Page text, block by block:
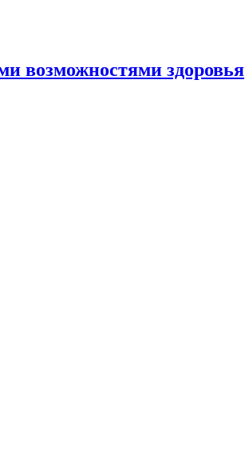
возможностями здоровья